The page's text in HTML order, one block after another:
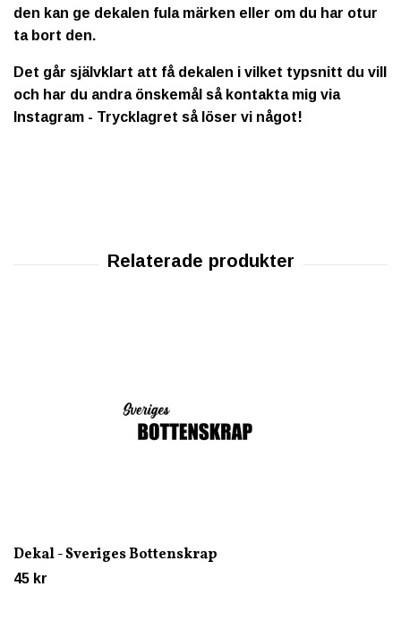
den kan ge dekalen fula märken eller om du har otur
ta bort den.
Det går självklart att få dekalen i vilket typsnitt du vill
och har du andra önskemål så kontakta mig via
Instagram - Trycklagret så löser vi något!
Dekal - Sveriges Bottenskrap
45 kr